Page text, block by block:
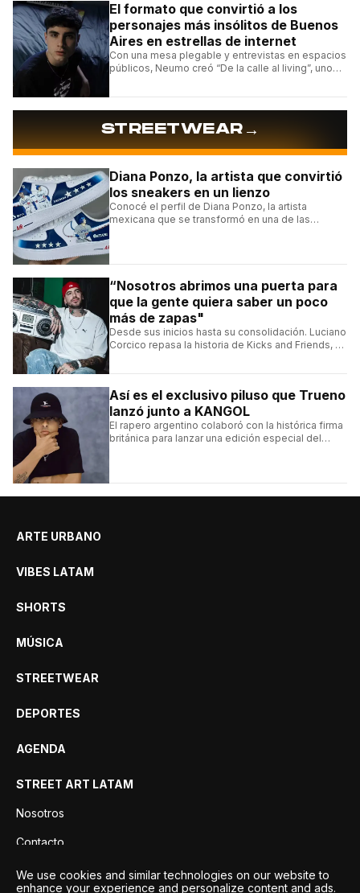
El formato que convirtió a los
personajes más insólitos de Buenos
Aires en estrellas de internet
Con una mesa plegable y entrevistas en espacios
públicos, Neumo creó “De la calle al living”, uno
STREETWEAR→
Diana Ponzo, la artista que convirtió
los sneakers en un lienzo
Conocé el perfil de Diana Ponzo, la artista
mexicana que se transformó en una de las
“Nosotros abrimos una puerta para
que la gente quiera saber un poco
más de zapas"
Desde sus inicios hasta su consolidación. Luciano
Corcico repasa la historia de Kicks and Friends, el
Así es el exclusivo piluso que Trueno
lanzó junto a KANGOL
El rapero argentino colaboró con la histórica firma
británica para lanzar una edición especial del
ARTE URBANO
VIBES LATAM
SHORTS
MÚSICA
STREETWEAR
DEPORTES
AGENDA
STREET ART LATAM
Nosotros
Contacto
Privacidad
We use cookies and similar technologies on our website to
enhance your experience and personalize content and ads.